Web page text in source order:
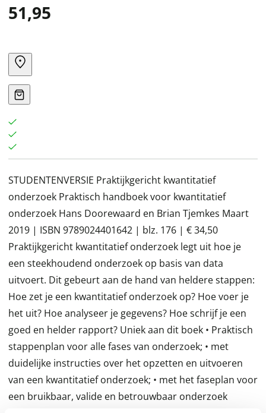
51,95
STUDENTENVERSIE Praktijkgericht kwantitatief
onderzoek Praktisch handboek voor kwantitatief
onderzoek Hans Doorewaard en Brian Tjemkes Maart
2019 | ISBN 9789024401642 | blz. 176 | € 34,50
Praktijkgericht kwantitatief onderzoek legt uit hoe je
een steekhoudend onderzoek op basis van data
uitvoert. Dit gebeurt aan de hand van heldere stappen:
Hoe zet je een kwantitatief onderzoek op? Hoe voer je
het uit? Hoe analyseer je gegevens? Hoe schrijf je een
goed en helder rapport? Uniek aan dit boek • Praktisch
stappenplan voor alle fases van onderzoek; • met
duidelijke instructies over het opzetten en uitvoeren
van een kwantitatief onderzoek; • met het faseplan voor
een bruikbaar, valide en betrouwbaar onderzoek